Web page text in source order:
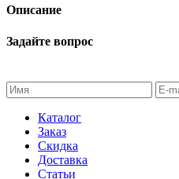
Описание
Задайте вопрос
Каталог
Заказ
Скидка
Доставка
Статьи